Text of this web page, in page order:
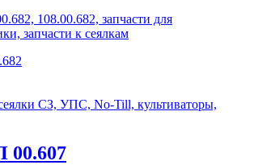
108.00.682, запчасти для
запчасти к сеялкам
СЗ, УПС, No-Till, культиваторы,
00.607